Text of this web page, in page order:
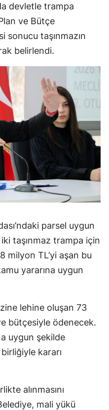
devletle trampa
ve Bütçe
sonucu taşınmazın
belirlendi.
parsel uygun
taşınmaz trampa için
milyon TL’yi aşan bu
yararına uygun
lehine oluşan 73
bütçesiyle ödenecek.
uygun şekilde
kararı
alınmasını
mali yükü